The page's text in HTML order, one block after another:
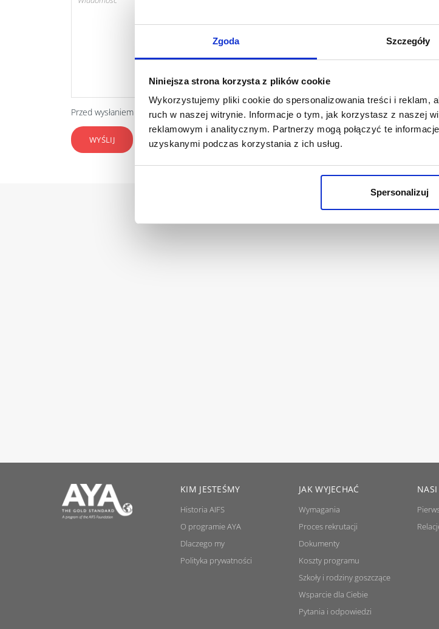
Zgoda Szczegóły
Niniejsza strona korzysta z plików cookie
Wykorzystujemy pliki cookie do spersonalizowania treści i reklam,
ruch w naszej witrynie. Informacje o tym, jak korzystasz z naszej
reklamowym i analitycznym. Partnerzy mogą połączyć te
uzyskanymi podczas korzystania z ich usług.
Spersonalizuj
Przed wysłaniem formularza zapoznaj się z nasząPolityką Prywatności.
KIM JESTEŚMY
Historia AIFS
O programie AYA
Dlaczego my
Polityka prywatności
JAK WYJECHAĆ
Wymagania
Proces rekrutacji
Dokumenty
Koszty programu
Szkoły i rodziny goszczące
Wsparcie dla Ciebie
Pytania i odpowiedzi